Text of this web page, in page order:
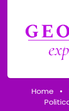
Home •